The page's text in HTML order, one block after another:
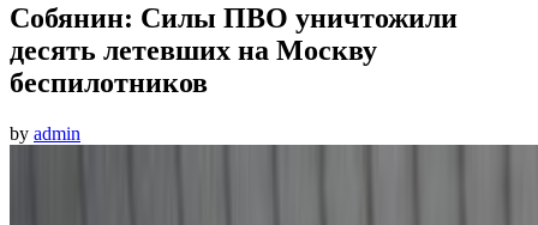
Собянин: Силы ПВО уничтожили
десять летевших на Москву
беспилотников
by admin